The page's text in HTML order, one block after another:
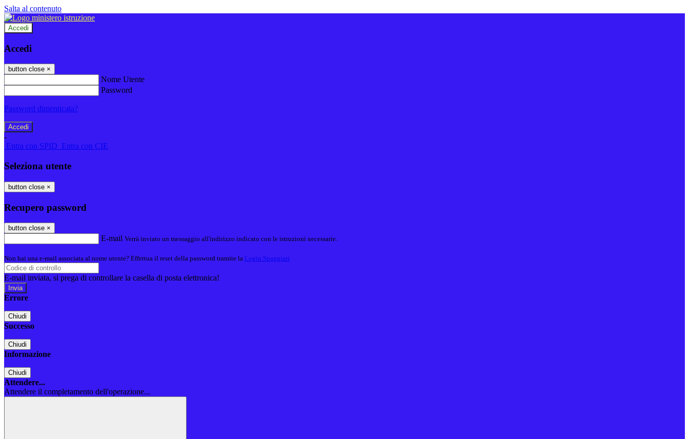
Salta al contenuto
Accedi
Accedi
button close ×
Nome Utente
Password
Password dimenticata?
-
Entra con SPID Entra con CIE
Seleziona utente
button close ×
Recupero password
button close ×
E-mail Verrà inviato un messaggio all'indirizzo indicato con le istruzioni necessarie.
Non hai una e-mail associata al nome utente? Effettua il reset della password tramite la Login Spaggiari
E-mail inviata, si prega di controllare la casella di posta elettronica!
Errore
Chiudi
Successo
Chiudi
Informazione
Chiudi
Attendere...
Attendere il completamento dell'operazione...